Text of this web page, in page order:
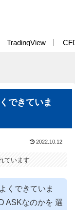
TradingView
できていま
2022.10.12
ています
くできていま
ASKなのかを 選